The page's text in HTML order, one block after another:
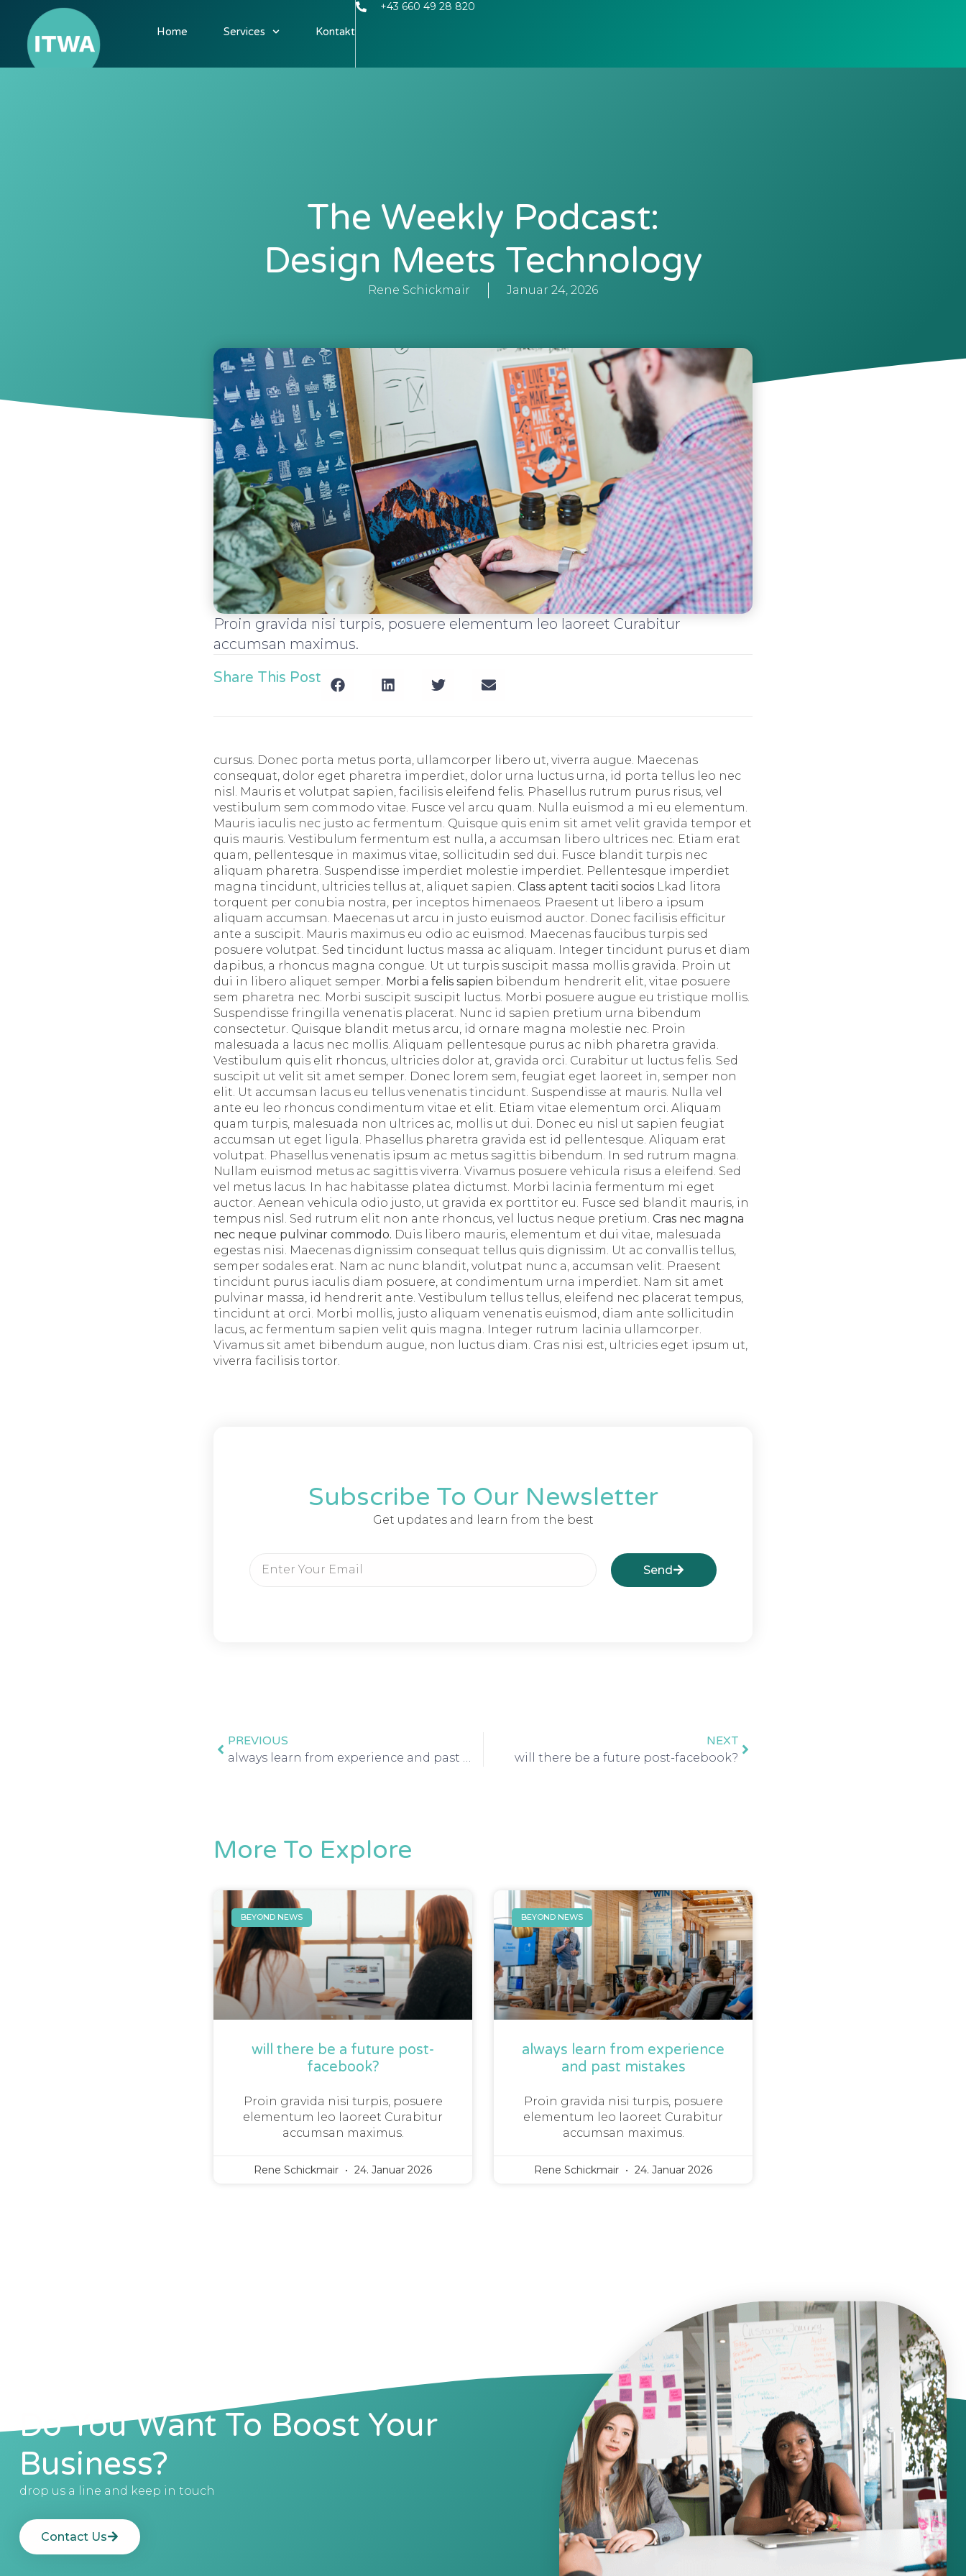
Home Services Kontakt
+43 660 49 28 820
The Weekly Podcast:
Design Meets Technology
Rene Schickmair Januar 24, 2026
Proin gravida nisi turpis, posuere elementum leo laoreet Curabitur
accumsan maximus.
Share This Post
cursus. Donec porta metus porta, ullamcorper libero ut, viverra augue. Maecenas
consequat, dolor eget pharetra imperdiet, dolor urna luctus urna, id porta tellus leo nec
nisl. Mauris et volutpat sapien, facilisis eleifend felis. Phasellus rutrum purus risus, vel
vestibulum sem commodo vitae. Fusce vel arcu quam. Nulla euismod a mi eu elementum.
Mauris iaculis nec justo ac fermentum. Quisque quis enim sit amet velit gravida tempor et
quis mauris. Vestibulum fermentum est nulla, a accumsan libero ultrices nec. Etiam erat
quam, pellentesque in maximus vitae, sollicitudin sed dui. Fusce blandit turpis nec
aliquam pharetra. Suspendisse imperdiet molestie imperdiet. Pellentesque imperdiet
magna tincidunt, ultricies tellus at, aliquet sapien. Class aptent taciti socios Lkad litora
torquent per conubia nostra, per inceptos himenaeos. Praesent ut libero a ipsum
aliquam accumsan. Maecenas ut arcu in justo euismod auctor. Donec facilisis efficitur
ante a suscipit. Mauris maximus eu odio ac euismod. Maecenas faucibus turpis sed
posuere volutpat. Sed tincidunt luctus massa ac aliquam. Integer tincidunt purus et diam
dapibus, a rhoncus magna congue. Ut ut turpis suscipit massa mollis gravida. Proin ut
dui in libero aliquet semper. Morbi a felis sapien bibendum hendrerit elit, vitae posuere
sem pharetra nec. Morbi suscipit suscipit luctus. Morbi posuere augue eu tristique mollis.
Suspendisse fringilla venenatis placerat. Nunc id sapien pretium urna bibendum
consectetur. Quisque blandit metus arcu, id ornare magna molestie nec. Proin
malesuada a lacus nec mollis. Aliquam pellentesque purus ac nibh pharetra gravida.
Vestibulum quis elit rhoncus, ultricies dolor at, gravida orci. Curabitur ut luctus felis. Sed
suscipit ut velit sit amet semper. Donec lorem sem, feugiat eget laoreet in, semper non
elit. Ut accumsan lacus eu tellus venenatis tincidunt. Suspendisse at mauris. Nulla vel
ante eu leo rhoncus condimentum vitae et elit. Etiam vitae elementum orci. Aliquam
quam turpis, malesuada non ultrices ac, mollis ut dui. Donec eu nisl ut sapien feugiat
accumsan ut eget ligula. Phasellus pharetra gravida est id pellentesque. Aliquam erat
volutpat. Phasellus venenatis ipsum ac metus sagittis bibendum. In sed rutrum magna.
Nullam euismod metus ac sagittis viverra. Vivamus posuere vehicula risus a eleifend. Sed
vel metus lacus. In hac habitasse platea dictumst. Morbi lacinia fermentum mi eget
auctor. Aenean vehicula odio justo, ut gravida ex porttitor eu. Fusce sed blandit mauris, in
tempus nisl. Sed rutrum elit non ante rhoncus, vel luctus neque pretium. Cras nec magna
nec neque pulvinar commodo. Duis libero mauris, elementum et dui vitae, malesuada
egestas nisi. Maecenas dignissim consequat tellus quis dignissim. Ut ac convallis tellus,
semper sodales erat. Nam ac nunc blandit, volutpat nunc a, accumsan velit. Praesent
tincidunt purus iaculis diam posuere, at condimentum urna imperdiet. Nam sit amet
pulvinar massa, id hendrerit ante. Vestibulum tellus tellus, eleifend nec placerat tempus,
tincidunt at orci. Morbi mollis, justo aliquam venenatis euismod, diam ante sollicitudin
lacus, ac fermentum sapien velit quis magna. Integer rutrum lacinia ullamcorper.
Vivamus sit amet bibendum augue, non luctus diam. Cras nisi est, ultricies eget ipsum ut,
viverra facilisis tortor.
Subscribe To Our Newsletter
Get updates and learn from the best
Send
PREVIOUS NEXT
will there be a future post-facebook?
More To Explore
BEYOND NEWS
will there be a future post-
facebook?
Proin gravida nisi turpis, posuere
elementum leo laoreet Curabitur
accumsan maximus.
Rene Schickmair 24. Januar 2026
BEYOND NEWS
always learn from experience
and past mistakes
Proin gravida nisi turpis, posuere
elementum leo laoreet Curabitur
accumsan maximus.
Rene Schickmair 24. Januar 2026
Do You Want To Boost Your
Business?
drop us a line and keep in touch
Contact Us